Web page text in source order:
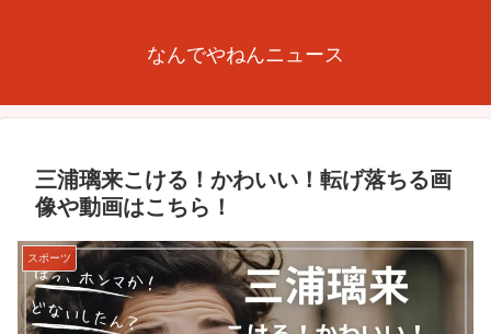
なんでやねんニュース
三浦璃来こける！かわいい！転げ落ちる画
像や動画はこちら！
スポーツ